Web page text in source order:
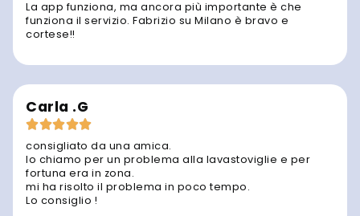
La app funziona, ma ancora più importante è che
funziona il servizio. Fabrizio su Milano è bravo e
cortese!!
Carla .G
consigliato da una amica.
lo chiamo per un problema alla lavastoviglie e per
fortuna era in zona.
mi ha risolto il problema in poco tempo.
Lo consiglio !